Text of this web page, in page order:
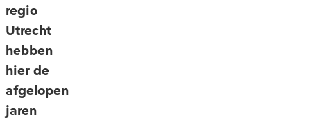
regio
Utrecht
hebben
hier de
afgelopen
jaren